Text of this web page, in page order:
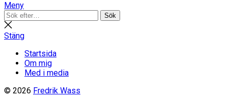
Meny
Sök
efter:
Sök
Stäng
sökning
Stäng
Startsida
Om mig
Med i media
© 2026 Fredrik Wass